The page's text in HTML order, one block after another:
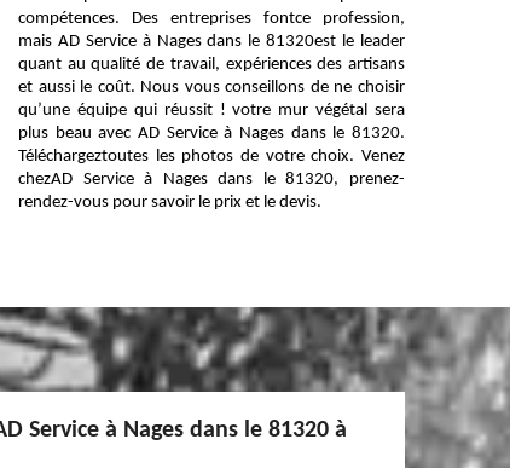
compétences. Des entreprises fontce profession,
mais AD Service à Nages dans le 81320est le leader
quant au qualité de travail, expériences des artisans
et aussi le coût. Nous vous conseillons de ne choisir
qu’une équipe qui réussit ! votre mur végétal sera
plus beau avec AD Service à Nages dans le 81320.
Téléchargeztoutes les photos de votre choix. Venez
chezAD Service à Nages dans le 81320, prenez-
rendez-vous pour savoir le prix et le devis.
Service à Nages dans le 81320 à